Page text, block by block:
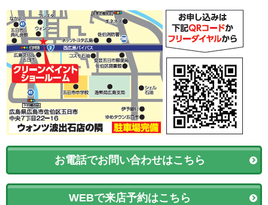
お電話でお問い合わせはこちら
WEBで来店予約はこちら